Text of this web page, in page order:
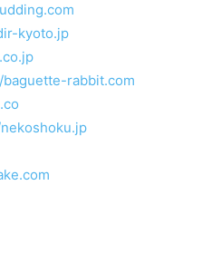
kyoto.jp
rabbit.com